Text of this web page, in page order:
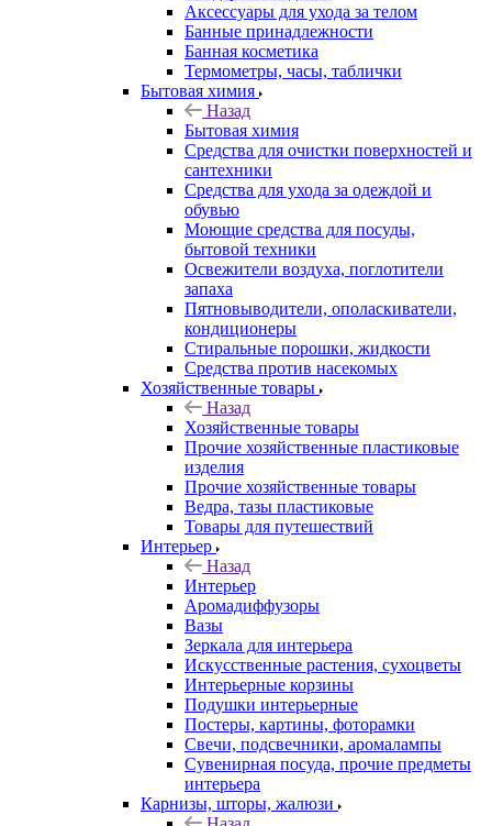
Аксеcсуары для ухода за телом
Банные принадлежности
Банная косметика
Термометры, часы, таблички
Бытовая химия
Назад
Бытовая химия
Средства для очистки поверхностей и
сантехники
Средства для ухода за одеждой и
обувью
Моющие средства для посуды,
бытовой техники
Освежители воздуха, поглотители
запаха
Пятновыводители, ополаскиватели,
кондиционеры
Стиральные порошки, жидкости
Средства против насекомых
Хозяйственные товары
Назад
Хозяйственные товары
Прочие хозяйственные пластиковые
изделия
Прочие хозяйственные товары
Ведра, тазы пластиковые
Товары для путешествий
Интерьер
Назад
Интерьер
Аромадиффузоры
Вазы
Зеркала для интерьера
Искусственные растения, сухоцветы
Интерьерные корзины
Подушки интерьерные
Постеры, картины, фоторамки
Свечи, подсвечники, аромалампы
Сувенирная посуда, прочие предметы
интерьера
Карнизы, шторы, жалюзи